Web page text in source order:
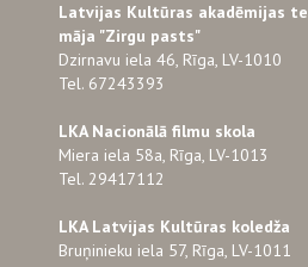
Latvijas Kultūras akadēmijas
māja "Zirgu pasts"
Dzirnavu iela 46, Rīga, LV-1010
Tel. 67243393
LKA Nacionālā filmu skola
Miera iela 58a, Rīga, LV-1013
Tel. 29417112
LKA Latvijas Kultūras koledža
Bruņinieku iela 57, Rīga, LV-1011